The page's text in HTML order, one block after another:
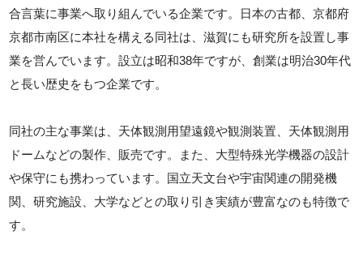
合言葉に事業へ取り組んでいる企業です。日本の古都、京都府
京都市南区に本社を構える同社は、滋賀にも研究所を設置し事
業を営んでいます。設立は昭和38年ですが、創業は明治30年代
と長い歴史をもつ企業です。
同社の主な事業は、天体観測用望遠鏡や観測装置、天体観測用
ドームなどの製作、販売です。また、大型特殊光学機器の設計
や保守にも携わっています。国立天文台や宇宙関連の開発機
関、研究施設、大学などとの取り引き実績が豊富なのも特徴で
す。